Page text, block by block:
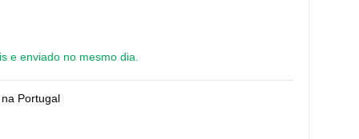
e enviado no mesmo dia.
Portugal